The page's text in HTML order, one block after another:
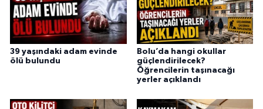
39 yaşındaki adam evinde
ölü bulundu
Bolu’da hangi okullar
güçlendirilecek?
Öğrencilerin taşınacağı
yerler açıklandı